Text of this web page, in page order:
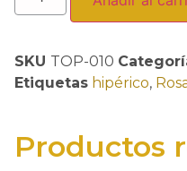
SKU TOP-010
Etiquetas hipérico,
Productos